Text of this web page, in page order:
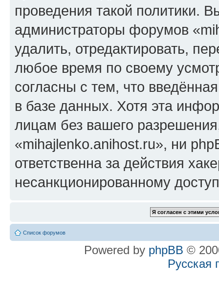
проведения такой политики.
администраторы форумов
удалить, отредактировать,
любое время по своему
согласны с тем, что
в базе данных. Хотя эта
лицам без вашего
«mihajlenko.anihost.ru», ни
ответственна за действия
несанкционированному
Список форумов
Powered by phpBB ©
Русская